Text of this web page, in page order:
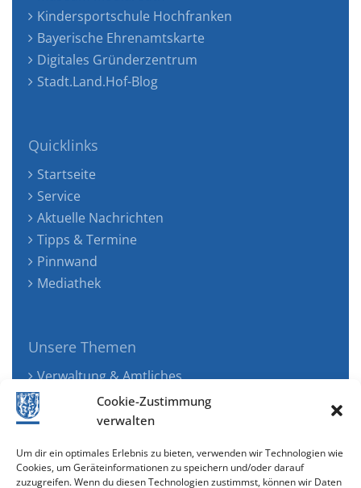
Cookie-Zustimmung
verwalten
Um dir ein optimales Erlebnis zu bieten, verwenden wir Technologien wie
Cookies, um Geräteinformationen zu speichern und/oder darauf
zuzugreifen. Wenn du diesen Technologien zustimmst, können wir Daten
Kindersportschule Hochfranken
Bayerische Ehrenamtskarte
Digitales Gründerzentrum
Stadt.Land.Hof-Blog
Quicklinks
Startseite
Service
Aktuelle Nachrichten
Tipps & Termine
Pinnwand
Mediathek
Unsere Themen
Verwaltung & Amtliches
Jugend, Familie & Gesundheit
Tourismus, Freizeit & Ökologie
Wirtschaft & Verkehr